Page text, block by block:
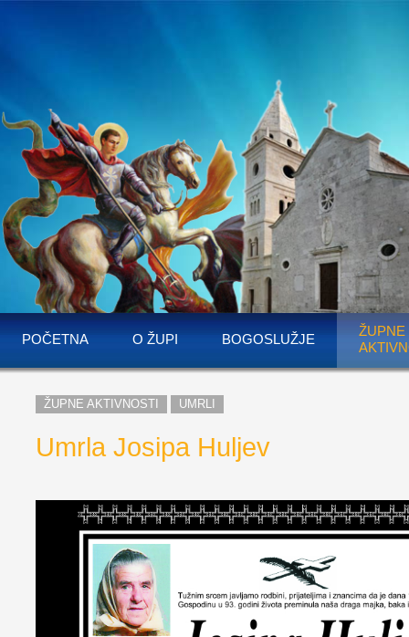
POČETNA O ŽUPI BOGOSLUŽJE
ŽUPNE
ŽUPNE AKTIVNOSTI UMRLI
Umrla Josipa Huljev